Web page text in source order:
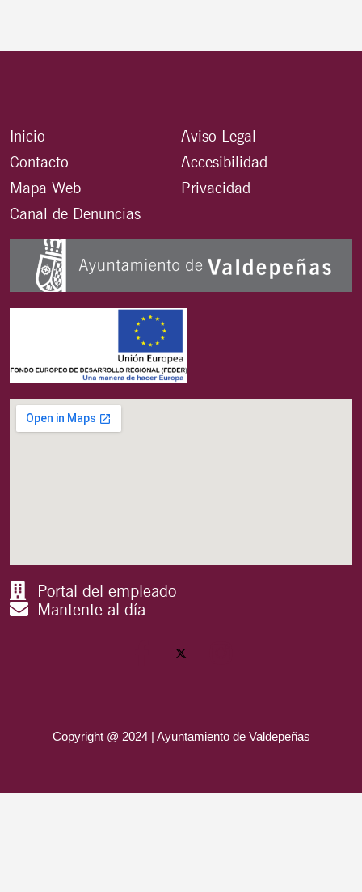
Inicio
Contacto
Mapa Web
Canal de Denuncias
Aviso Legal
Accesibilidad
Privacidad
Portal del empleado
Mantente al día
Copyright @ 2024 | Ayuntamiento de Valdepeñas